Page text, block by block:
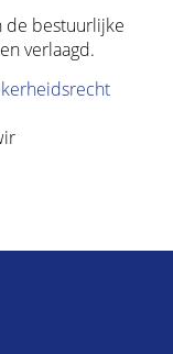
de bestuurlijke
verlaagd.